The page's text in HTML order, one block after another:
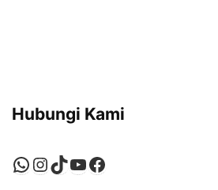
Hubungi Kami
WhatsApp
Instagram
TikTok
YouTube
Facebook